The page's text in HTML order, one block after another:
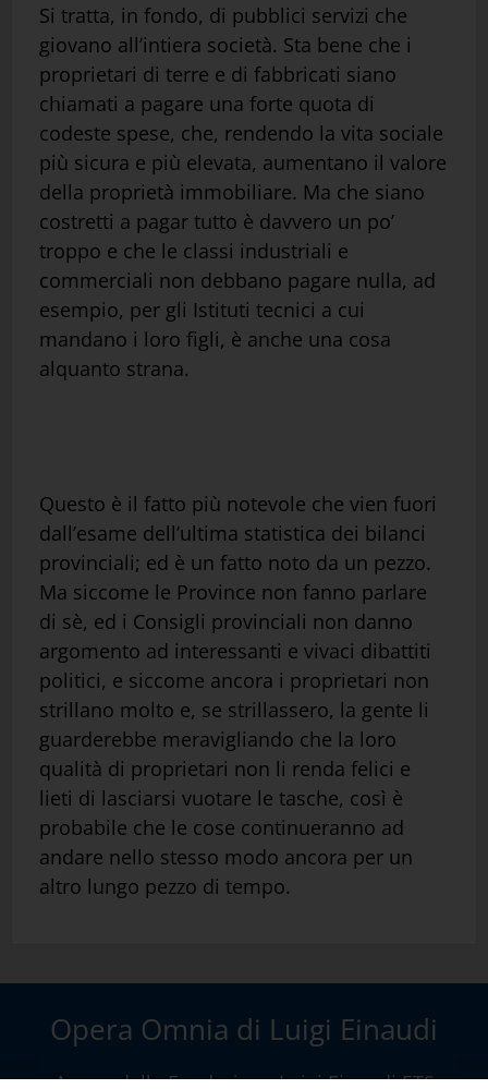
Si tratta, in fondo, di pubblici servizi che
giovano all’intiera società. Sta bene che i
proprietari di terre e di fabbricati siano
chiamati a pagare una forte quota di
codeste spese, che, rendendo la vita sociale
più sicura e più elevata, aumentano il valore
della proprietà immobiliare. Ma che siano
costretti a pagar tutto è davvero un po’
troppo e che le classi industriali e
commerciali non debbano pagare nulla, ad
esempio, per gli Istituti tecnici a cui
mandano i loro figli, è anche una cosa
alquanto strana.
Questo è il fatto più notevole che vien fuori
dall’esame dell’ultima statistica dei bilanci
provinciali; ed è un fatto noto da un pezzo.
Ma siccome le Province non fanno parlare
di sè, ed i Consigli provinciali non danno
argomento ad interessanti e vivaci dibattiti
politici, e siccome ancora i proprietari non
strillano molto e, se strillassero, la gente li
guarderebbe meravigliando che la loro
qualità di proprietari non li renda felici e
lieti di lasciarsi vuotare le tasche, così è
probabile che le cose continueranno ad
andare nello stesso modo ancora per un
altro lungo pezzo di tempo.
Opera Omnia di Luigi Einaudi
A cura dellaFondazione Luigi Einaudi ETS